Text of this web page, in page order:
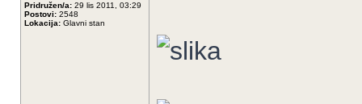
Pridružen/a: 29 lis 2011, 03:29
Postovi: 2548
Lokacija: Glavni stan